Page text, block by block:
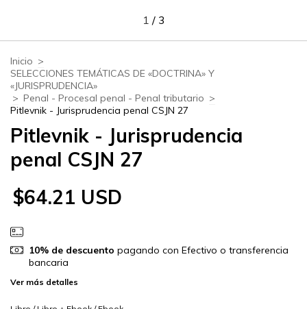
1 / 3
Inicio >
SELECCIONES TEMÁTICAS DE «DOCTRINA» Y
«JURISPRUDENCIA»
> Penal - Procesal penal - Penal tributario >
Pitlevnik - Jurisprudencia penal CSJN 27
Pitlevnik - Jurisprudencia
penal CSJN 27
$64.21 USD
10% de descuento pagando con Efectivo o transferencia
bancaria
Ver más detalles